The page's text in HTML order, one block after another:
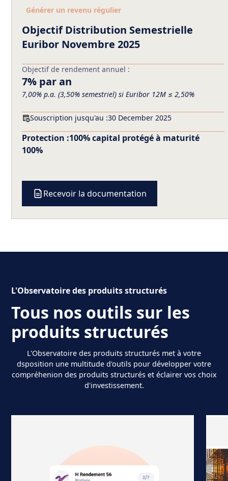
Générer un revenu régulier
Objectif Distribution Semestrielle
Euribor Novembre 2025
Objectif de rendement annuel :
7% par an
7,00% p.a. (3,50% semestriel) si Euribor 12M ≤ 2,50%
Souscription jusqu'au :30 December 2025
Protection :100% capital protégé à maturité
100%
Recevoir la documentation
L'Observatoire des produits structurés
Tous nos outils sur les
produits structurés
L'Observatoire des produits structurés met à votre
dsposition une multitude d'outils pour développer votre
compréhenion des produits structurés et éclairer vos choix
d'investissement.